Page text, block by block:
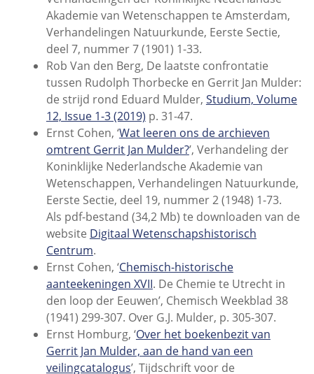
Akademie van Wetenschappen te Amsterdam,
Verhandelingen Natuurkunde, Eerste Sectie,
deel 7, nummer 7 (1901) 1-33.
Rob Van den Berg, De laatste confrontatie
tussen Rudolph Thorbecke en Gerrit Jan Mulder:
de strijd rond Eduard Mulder, Studium, Volume
12, Issue 1-3 (2019) p. 31-47.
Ernst Cohen, ‘Wat leeren ons de archieven
omtrent Gerrit Jan Mulder?’, Verhandeling der
Koninklijke Nederlandsche Akademie van
Wetenschappen, Verhandelingen Natuurkunde,
Eerste Sectie, deel 19, nummer 2 (1948) 1-73.
Als pdf-bestand (34,2 Mb) te downloaden van de
website Digitaal Wetenschapshistorisch
Centrum.
Ernst Cohen, ‘Chemisch-historische
aanteekeningen XVII. De Chemie te Utrecht in
den loop der Eeuwen’, Chemisch Weekblad 38
(1941) 299-307. Over G.J. Mulder, p. 305-307.
Ernst Homburg, ‘Over het boekenbezit van
Gerrit Jan Mulder, aan de hand van een
veilingcatalogus’, Tijdschrift voor de